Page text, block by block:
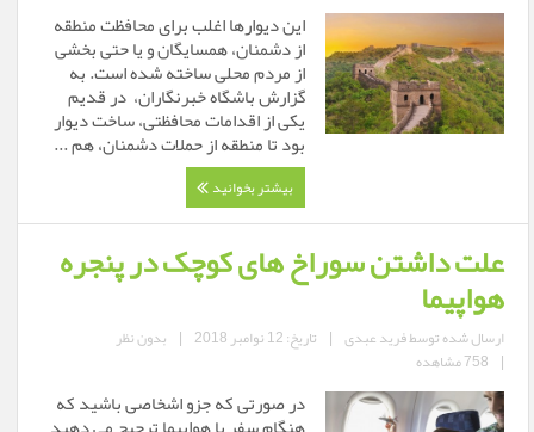
این دیوارها اغلب برای محافظت منطقه
از دشمنان، همسایگان و یا حتی بخشی
از مردم محلی ساخته شده است. به
گزارش باشگاه خبرنگاران، در قدیم
یکی از اقدامات محافظتی، ساخت دیوار
بود تا منطقه از حملات دشمنان، هم ...
بیشتر بخوانید
علت داشتن سوراخ های کوچک در پنجره
هواپیما
ارسال شده توسطفرید عبدی | تاریخ: 12 نوامبر 2018 | بدون نظر
| 758 مشاهده
در صورتی که جزو اشخاصی باشید که